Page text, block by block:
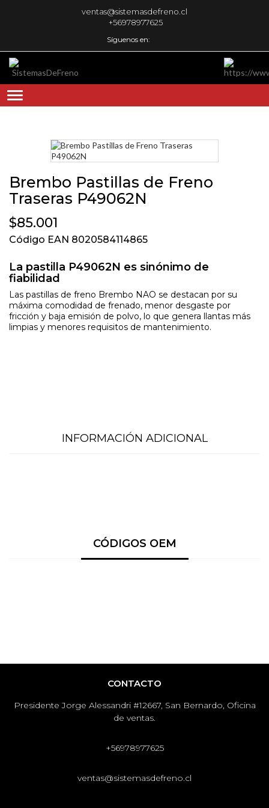
ventas@sistemasdefreno.cl
+56978977625
Síguenos en:
Brembo Pastillas de Freno
Traseras P49062N
$85.001
Código EAN 8020584114865
La pastilla P49062N es sinónimo de
fiabilidad
Las pastillas de freno Brembo NAO se destacan por su
máxima comodidad de frenado, menor desgaste por
fricción y baja emisión de polvo, lo que genera llantas más
limpias y menores requisitos de mantenimiento.
INFORMACIÓN ADICIONAL
CÓDIGOS OEM
CONTACTO
Presidente Jorge Alessandri #12667, San Bernardo, Oficina
de ventas.
+56978977625
ventas@sistemasdefreno.cl